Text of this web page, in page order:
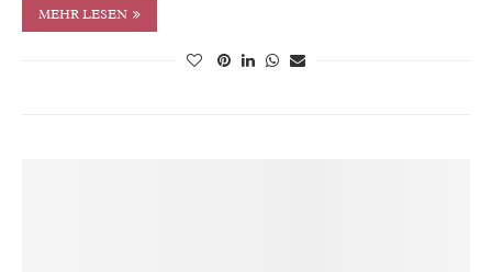
MEHR LESEN